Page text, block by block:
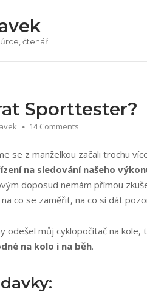
čtenář
Sporttester?
14 Comments
se z manželkou začali trochu
na sledování našeho
doposud nemám přímou
co se zaměřit, na co si dát
odešel můj cyklopočítač na kole,
na kolo i na běh.